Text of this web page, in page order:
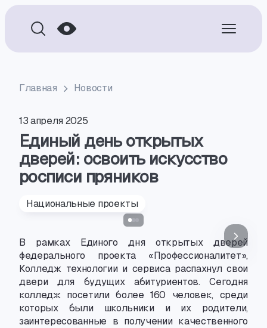
Главная Новости
13 апреля 2025
Единый день открытых
дверей: освоить искусство
росписи пряников
Национальные проекты
В рамках Единого дня открытых дверей
федерального проекта «Профессионалитет»,
Колледж технологии и сервиса распахнул свои
двери для будущих абитуриентов. Сегодня
колледж посетили более 160 человек, среди
которых были школьники и их родители,
заинтересованные в получении качественного